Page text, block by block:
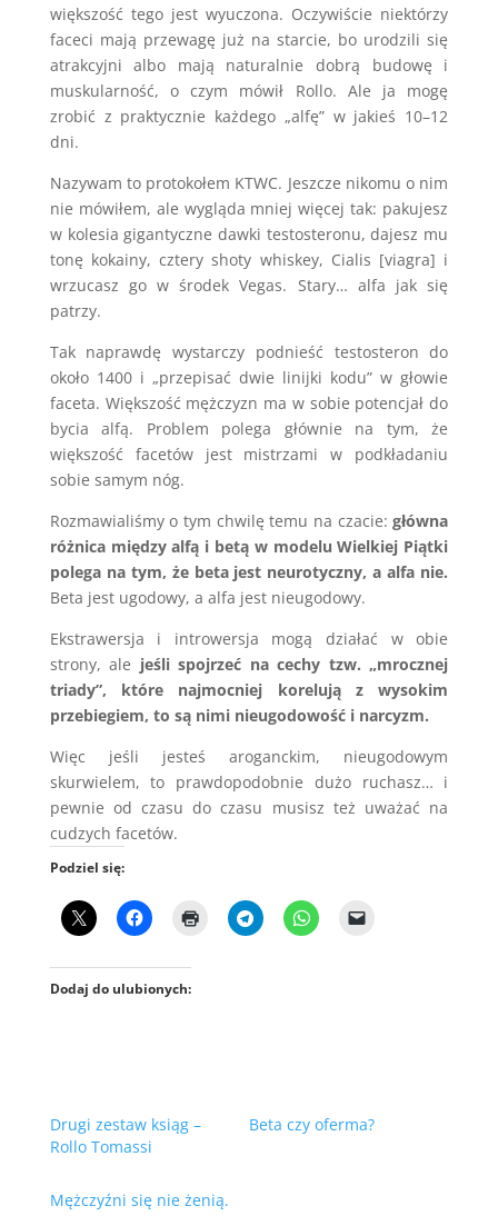
większość tego jest wyuczona. Oczywiście niektórzy
faceci mają przewagę już na starcie, bo urodzili się
atrakcyjni albo mają naturalnie dobrą budowę i
muskularność, o czym mówił Rollo. Ale ja mogę
zrobić z praktycznie każdego „alfę” w jakieś 10–12
dni.
Nazywam to protokołem KTWC. Jeszcze nikomu o nim
nie mówiłem, ale wygląda mniej więcej tak: pakujesz
w kolesia gigantyczne dawki testosteronu, dajesz mu
tonę kokainy, cztery shoty whiskey, Cialis [viagra] i
wrzucasz go w środek Vegas. Stary… alfa jak się
patrzy.
Tak naprawdę wystarczy podnieść testosteron do
około 1400 i „przepisać dwie linijki kodu” w głowie
faceta. Większość mężczyzn ma w sobie potencjał do
bycia alfą. Problem polega głównie na tym, że
większość facetów jest mistrzami w podkładaniu
sobie samym nóg.
Rozmawialiśmy o tym chwilę temu na czacie:główna
różnica między alfą i betą w modelu Wielkiej Piątki
polega na tym, że beta jest neurotyczny, a alfa nie.
Beta jest ugodowy, a alfa jest nieugodowy.
Ekstrawersja i introwersja mogą działać w obie
strony, ale jeśli spojrzeć na cechy tzw. „mrocznej
triady”, które najmocniej korelują z wysokim
przebiegiem, to są niminieugodowość i narcyzm.
Więc jeśli jesteś aroganckim, nieugodowym
skurwielem, to prawdopodobnie dużo ruchasz… i
pewnie od czasu do czasu musisz też uważać na
cudzych facetów.
Podziel się:
Dodaj do ulubionych:
Drugi zestaw ksiąg –
Rollo Tomassi
Beta czy oferma?
Mężczyźni się nie żenią.